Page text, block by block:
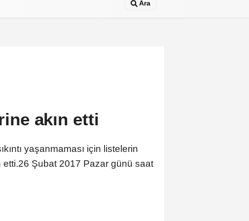
Ara
akın etti
yaşanmaması için listelerin
etti.26 Şubat 2017 Pazar günü saat